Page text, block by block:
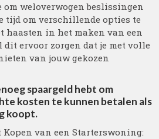
weloverwogen beslissingen
tijd om verschillende opties te
haasten in het maken van een
ervoor zorgen dat je met volle
van jouw gekozen
spaargeld hebt om
kosten te kunnen betalen als
koopt.
van een Starterswoning: